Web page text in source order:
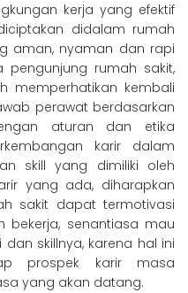
kerja yang efektif
didalam rumah
aman, nyaman dan rapi
pengunjung rumah sakit,
memperhatikan kembali
perawat berdasarkan
aturan dan etika
karir dalam
skill yang dimiliki oleh
yang ada, diharapkan
sakit dapat termotivasi
senantiasa mau
skillnya, karena hal ini
prospek karir masa
yang akan datang.